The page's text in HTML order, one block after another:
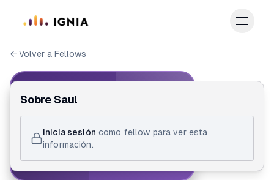
← Volver a Fellows
ID de Fellow
Saul Andres Menjura Ovalle
Sobre Saul
Inicia sesión como fellow para ver esta
información.